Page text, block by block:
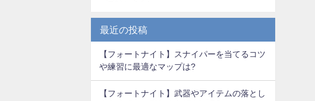
最近の投稿
【フォートナイト】スナイパーを当てるコツ
や練習に最適なマップは?
【フォートナイト】武器やアイテムの落とし